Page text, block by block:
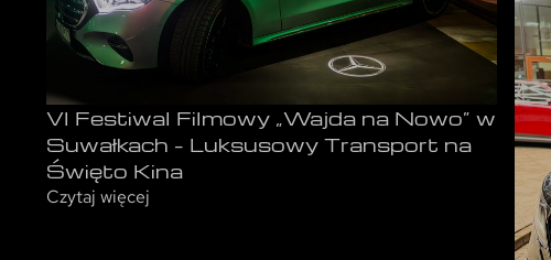
VI Festiwal Filmowy „Wajda na Nowo” w
Suwałkach – Luksusowy Transport na
Święto Kina
Czytaj więcej